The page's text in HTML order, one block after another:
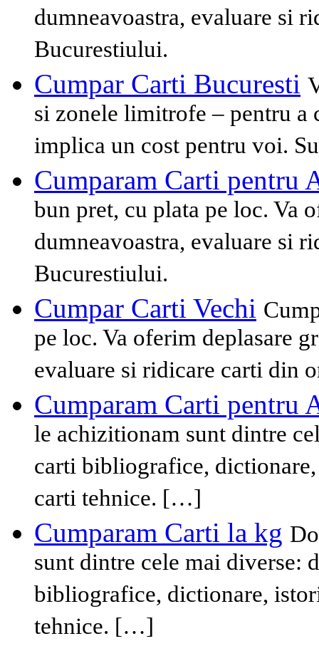
dumneavoastra, evaluare si
Bucurestiului.
Cumpar Carti Bucuresti
si zonele limitrofe – pentru a
implica un cost pentru voi.
Cumparam Carti pentru
bun pret, cu plata pe loc. Va
dumneavoastra, evaluare si
Bucurestiului.
Cumpar Carti Vechi
pe loc. Va oferim deplasare
evaluare si ridicare carti din
Cumparam Carti pentru
le achizitionam sunt dintre
carti bibliografice,
carti tehnice. […]
Cumparam Carti la kg
sunt dintre cele mai diverse:
bibliografice, dictionare,
tehnice. […]